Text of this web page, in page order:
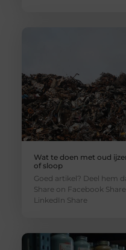
Wat te doen met oud
of sloop
Goed artikel? Deel hem
Share on Facebook
LinkedIn Share